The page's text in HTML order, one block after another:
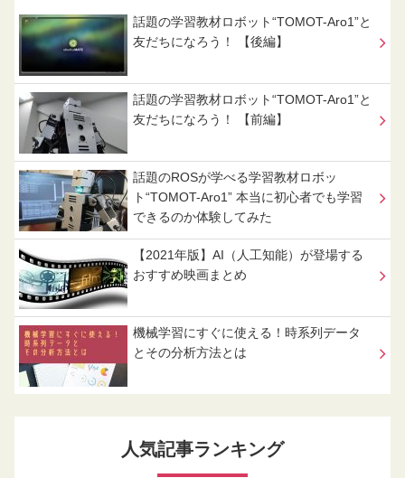
話題の学習教材ロボット“TOMOT-Aro1”と
友だちになろう！ 【後編】
話題の学習教材ロボット“TOMOT-Aro1”と
友だちになろう！ 【前編】
話題のROSが学べる学習教材ロボッ
ト“TOMOT-Aro1” 本当に初心者でも学習
できるのか体験してみた
【2021年版】AI（人工知能）が登場する
おすすめ映画まとめ
機械学習にすぐに使える！時系列データ
とその分析方法とは
人気記事ランキング